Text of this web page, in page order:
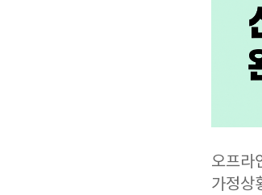
오프라
가정상